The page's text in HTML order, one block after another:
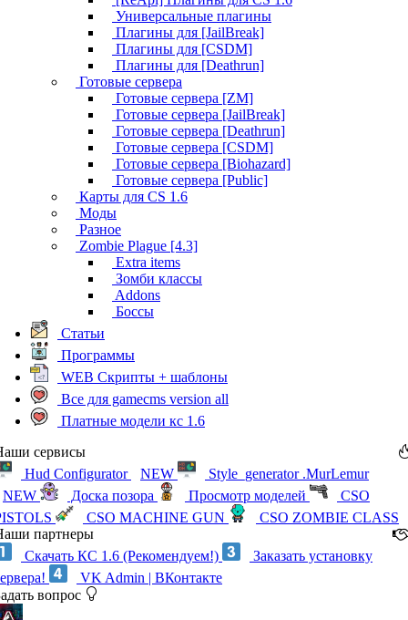
Универсальные плагины
Плагины для [JailBreak]
Плагины для [CSDM]
Плагины для [Deathrun]
Готовые сервера
Готовые сервера [ZM]
Готовые сервера [JailBreak]
Готовые сервера [Deathrun]
Готовые сервера [CSDM]
Готовые сервера [Biohazard]
Готовые сервера [Public]
Карты для CS 1.6
Моды
Разное
Zombie Plague [4.3]
Extra items
Зомби классы
Addons
Боссы
Статьи
Программы
WEB Скрипты + шаблоны
Все для gamecms version all
Платные модели кс 1.6
сервисы
Hud Configurator
NEW
Style_generator .MurLemur
NEW
Доска позора Просмотр моделей
CSO
CSO MACHINE GUN
CSO ZOMBIE CLASS
партнеры
Скачать КС 1.6 (Рекомендуем!)
Заказать установку
VK Admin | ВКонтакте
вопрос